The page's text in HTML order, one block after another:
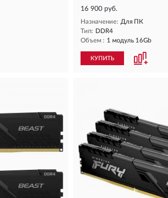
16 900 руб.
Назначение: Для ПК
Тип: DDR4
Объем : 1 модуль 16Gb
КУПИТЬ